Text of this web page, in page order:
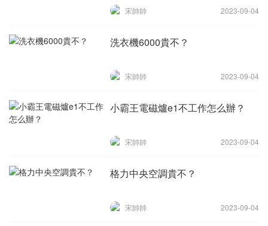
宋帥帥 2023-09-04
洗衣機6000貴不？
宋帥帥 2023-09-04
小霸王電磁爐e1不工作怎么辦？
宋帥帥 2023-09-04
格力中央空調貴不？
宋帥帥 2023-09-04